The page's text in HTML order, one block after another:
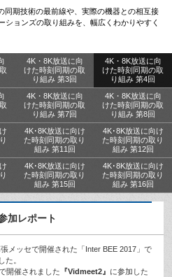
同期技術の最前線や、実際の機器との相互接
ョンズの取り組みを、幅広くわかりやすく
4K・8K放送に向
けた時刻同期の取
り組み 第3回
4K・8K放送に向
けた時刻同期の取
り組み 第4回
4K・8K放送に向
けた時刻同期の取
り組み 第7回
4K・8K放送に向
けた時刻同期の取
り組み 第8回
4K･8K放送に向け
た時刻同期の取り
組み 第11回
4K･8K放送に向け
た時刻同期の取り
組み 第12回
4K･8K放送に向け
た時刻同期の取り
組み 第15回
4K･8K放送に向け
た時刻同期の取り
組み 第16回
加レポート
メッセで開催された「Inter BEE 2017」で
た。
開催されました 『Vidmeet2』 に参加した